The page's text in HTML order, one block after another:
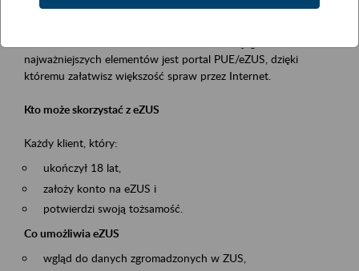
Platforma Usług Elektronicznych ZUS eZUS
najważniejszych elementów jest portal PUE/eZUS, dzięki
któremu załatwisz większość spraw przez Internet.
Kto może skorzystać z eZUS
Każdy klient, który:
ukończył 18 lat,
założy konto na eZUS i
potwierdzi swoją tożsamość.
Co umożliwia eZUS
wgląd do danych zgromadzonych w ZUS,